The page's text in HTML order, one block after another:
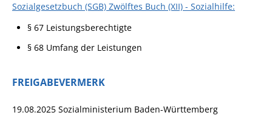
Sozialgesetzbuch (SGB) Zwölftes Buch (XII) - Sozialhilfe:
§ 67 Leistungsberechtigte
§ 68 Umfang der Leistungen
FREIGABEVERMERK
19.08.2025 Sozialministerium Baden-Württemberg